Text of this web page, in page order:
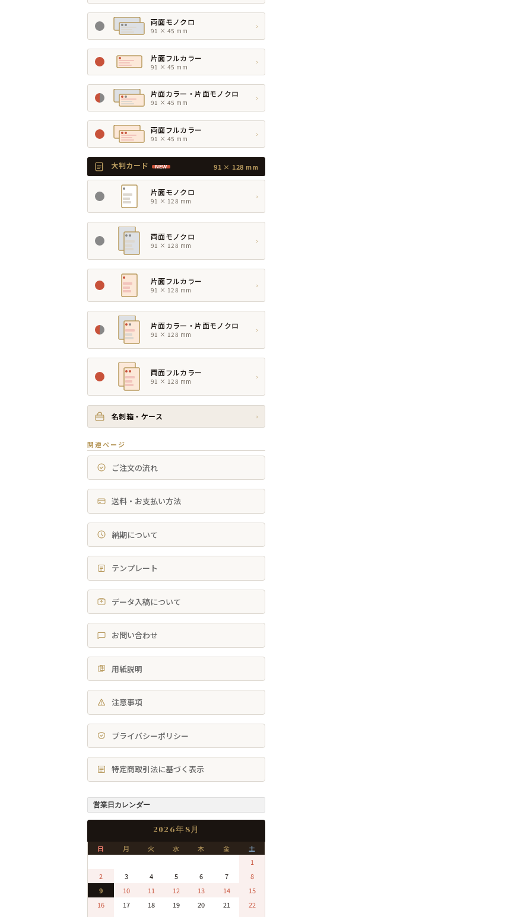
両面モノクロ
91 × 45 mm
›
片面フルカラー
91 × 45 mm
›
片面カラー・片面モノクロ
91 × 45 mm
›
両面フルカラー
91 × 45 mm
›
大判カード NEW 91 × 128 mm
片面モノクロ
91 × 128 mm
›
両面モノクロ
91 × 128 mm
›
片面フルカラー
91 × 128 mm
›
片面カラー・片面モノクロ
91 × 128 mm
›
両面フルカラー
91 × 128 mm
›
名刺箱・ケース ›
関連ページ
ご注文の流れ
送料・お支払い方法
納期について
テンプレート
データ入稿について
お問い合わせ
用紙説明
注意事項
プライバシーポリシー
特定商取引法に基づく表示
営業日カレンダー
2026年8月
日 月 火 水 木 金
土
1
2
3 4 5 6 7
8
9
10 11 12 13 14
15
16
17 18 19 20 21
22